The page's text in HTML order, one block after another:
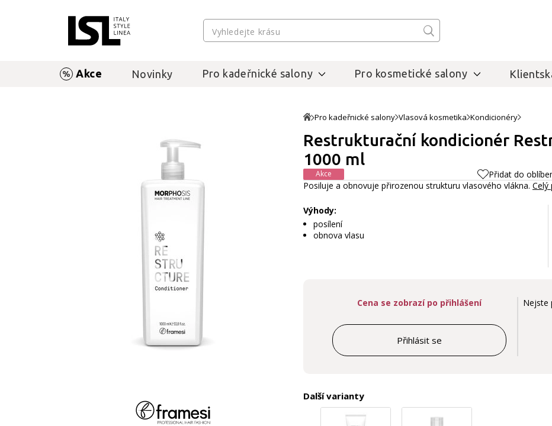
Akce Novinky Pro kadeřnické salony Pro kosmetické salony
Pro kadeřnické salony Vlasová kosmetika Kondicionéry
Restrukturační kondicionér
1000 ml
Akce Přidat do
Posiluje a obnovuje přirozenou strukturu vlasového vlákna. Celý
Výhody:
posílení
obnova vlasu
Cena se zobrazí po přihlášení
Přihlásit se
Nejste
Další varianty